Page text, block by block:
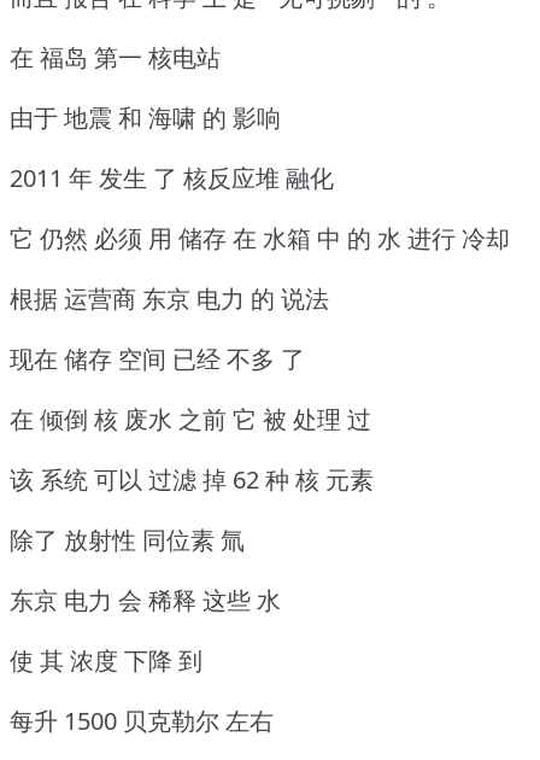
在 福岛 第一 核电站
由于 地震 和 海啸 的 影响
2011 年 发生 了 核反应堆 融化
它 仍然 必须 用 储存 在 水箱 中 的 水 进行 冷却
根据 运营商 东京 电力 的 说法
现在 储存 空间 已经 不多 了
在 倾倒 核 废水 之前 它 被 处理 过
该 系统 可以 过滤 掉 62 种 核 元素
除了 放射性 同位素 氚
东京 电力 会 稀释 这些 水
使 其 浓度 下降 到
每升 1500 贝克勒尔 左右